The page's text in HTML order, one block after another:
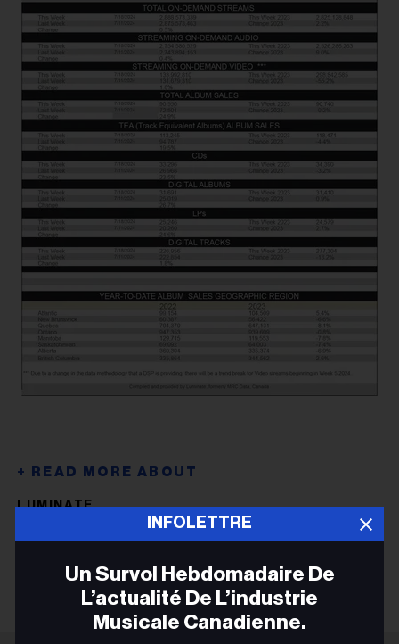
LUMINATE
INFOLETTRE
Un Survol Hebdomadaire De
L’actualité De L’industrie
Musicale Canadienne.